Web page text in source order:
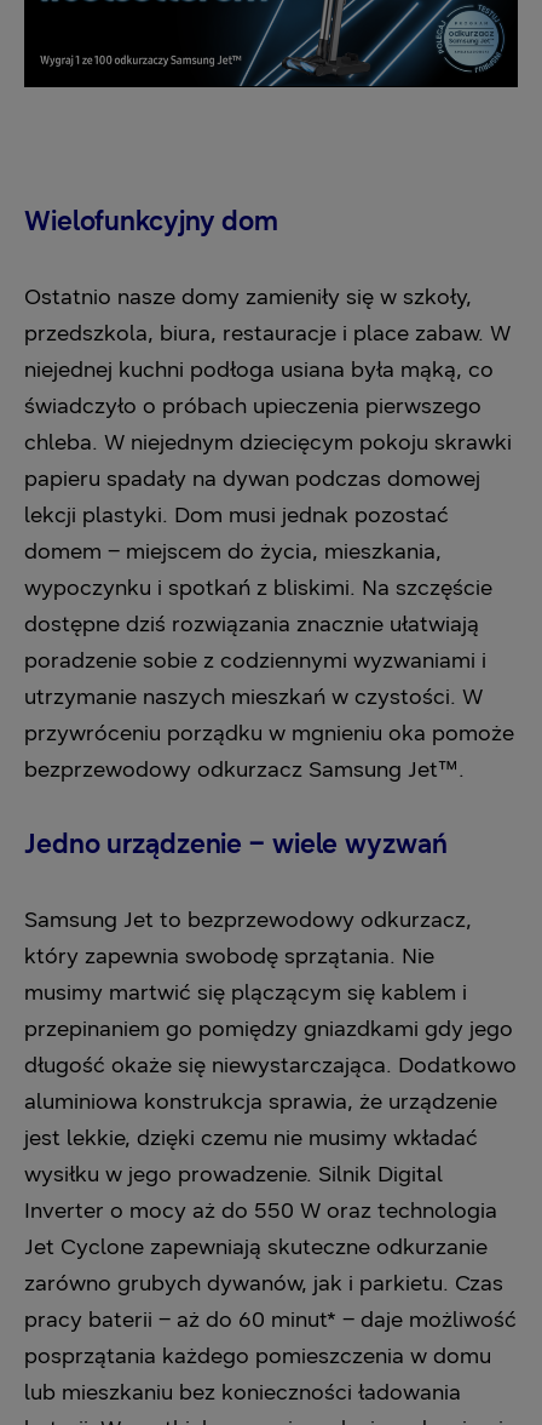
Wielofunkcyjny dom
Ostatnio nasze domy zamieniły się w szkoły,
przedszkola, biura, restauracje i place zabaw. W
niejednej kuchni podłoga usiana była mąką, co
świadczyło o próbach upieczenia pierwszego
chleba. W niejednym dziecięcym pokoju skrawki
papieru spadały na dywan podczas domowej
lekcji plastyki. Dom musi jednak pozostać
domem – miejscem do życia, mieszkania,
wypoczynku i spotkań z bliskimi. Na szczęście
dostępne dziś rozwiązania znacznie ułatwiają
poradzenie sobie z codziennymi wyzwaniami i
utrzymanie naszych mieszkań w czystości. W
przywróceniu porządku w mgnieniu oka pomoże
bezprzewodowy odkurzacz Samsung Jet™.
Jedno urządzenie – wiele wyzwań
Samsung Jet to bezprzewodowy odkurzacz,
który zapewnia swobodę sprzątania. Nie
musimy martwić się plączącym się kablem i
przepinaniem go pomiędzy gniazdkami gdy jego
długość okaże się niewystarczająca. Dodatkowo
aluminiowa konstrukcja sprawia, że urządzenie
jest lekkie, dzięki czemu nie musimy wkładać
wysiłku w jego prowadzenie. Silnik Digital
Inverter o mocy aż do 550 W oraz technologia
Jet Cyclone zapewniają skuteczne odkurzanie
zarówno grubych dywanów, jak i parkietu. Czas
pracy baterii – aż do 60 minut* – daje możliwość
posprzątania każdego pomieszczenia w domu
lub mieszkaniu bez konieczności ładowania